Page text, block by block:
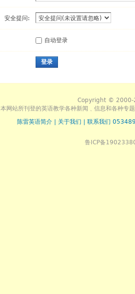
安全提问:
自动登录
登录
Copyright © 2000-
本网站所刊登的英语教学各种新闻﹑信息和各种专
陈雷英语简介
关于我们 联系我们
鲁ICP备